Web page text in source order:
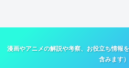
漫画やアニメの解説や考察、お役立ち情報
含みます）